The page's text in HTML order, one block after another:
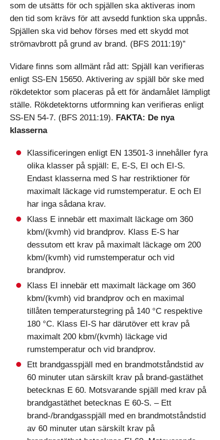
som de utsätts för och spjällen ska aktiveras inom
den tid som krävs för att avsedd funktion ska uppnås.
Spjällen ska vid behov förses med ett skydd mot
strömavbrott på grund av brand. (BFS 2011:19)”
Vidare finns som allmänt råd att: Spjäll kan verifieras
enligt SS-EN 15650. Aktivering av spjäll bör ske med
rökdetektor som placeras på ett för ändamålet lämpligt
ställe. Rökdetektorns utformning kan verifieras enligt
SS-EN 54-7. (BFS 2011:19). FAKTA: De nya
klasserna
Klassificeringen enligt EN 13501-3 innehåller fyra
olika klasser på spjäll: E, E-S, EI och EI-S.
Endast klasserna med S har restriktioner för
maximalt läckage vid rumstemperatur. E och EI
har inga sådana krav.
Klass E innebär ett maximalt läckage om 360
kbm/(kvmh) vid brandprov. Klass E-S har
dessutom ett krav på maximalt läckage om 200
kbm/(kvmh) vid rumstemperatur och vid
brandprov.
Klass EI innebär ett maximalt läckage om 360
kbm/(kvmh) vid brandprov och en maximal
tillåten temperaturstegring på 140 °C respektive
180 °C. Klass EI-S har därutöver ett krav på
maximalt 200 kbm/(kvmh) läckage vid
rumstemperatur och vid brandprov.
Ett brandgasspjäll med en brandmotståndstid av
60 minuter utan särskilt krav på brand-gastäthet
betecknas E 60. Motsvarande spjäll med krav på
brandgastäthet betecknas E 60-S. – Ett
brand-/brandgasspjäll med en brandmotståndstid
av 60 minuter utan särskilt krav på